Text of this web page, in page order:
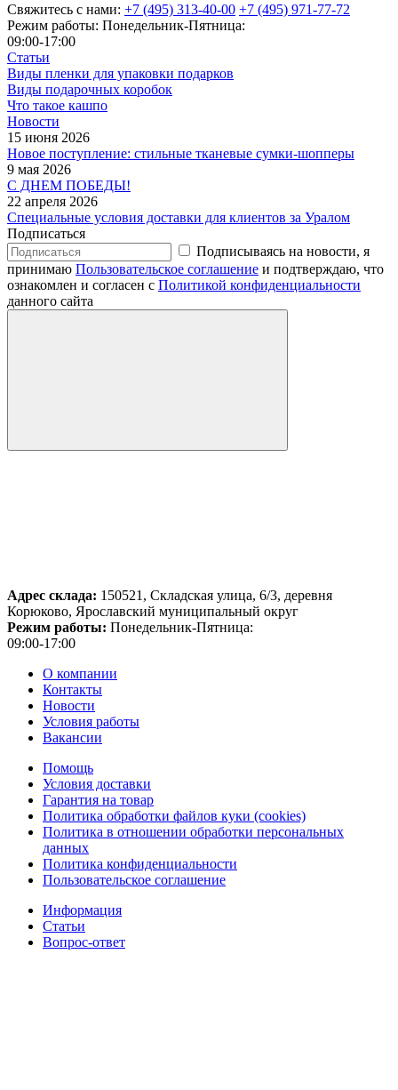
Свяжитесь с нами: +7 (495) 313-40-00 +7 (495) 971-77-72
Режим работы: Понедельник-Пятница:
09:00-17:00
Статьи
Виды пленки для упаковки подарков
Виды подарочных коробок
Что такое кашпо
Новости
15 июня 2026
Новое поступление: стильные тканевые сумки-шопперы
9 мая 2026
С ДНЕМ ПОБЕДЫ!
22 апреля 2026
Специальные условия доставки для клиентов за Уралом
Подписаться
Подписываясь на новости, я
принимаю Пользовательское соглашение и подтверждаю, что
ознакомлен и согласен с Политикой конфиденциальности
данного сайта
Адрес склада: 150521, Складская улица, 6/3, деревня
Корюково, Ярославский муниципальный округ
Режим работы: Понедельник-Пятница:
09:00-17:00
О компании
Контакты
Новости
Условия работы
Вакансии
Помощь
Условия доставки
Гарантия на товар
Политика обработки файлов куки (cookies)
Политика в отношении обработки персональных
данных
Политика конфиденциальности
Пользовательское соглашение
Информация
Статьи
Вопрос-ответ